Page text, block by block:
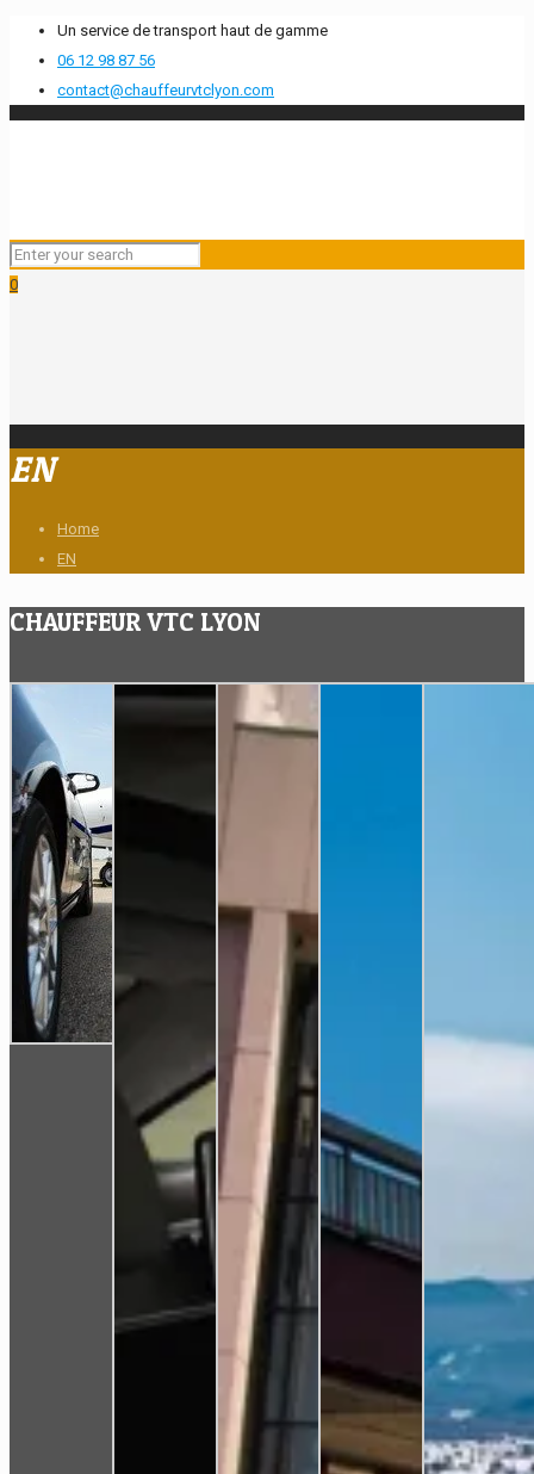
Un service de transport haut de gamme
06 12 98 87 56
contact@chauffeurvtclyon.com
0
EN
Home
EN
CHAUFFEUR VTC LYON